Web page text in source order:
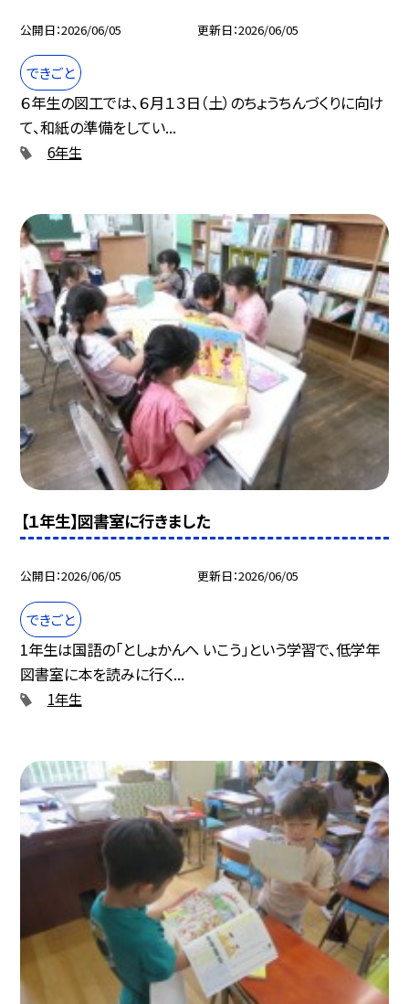
公開日 2026/06/05 更新日 2026/06/05
できごと
６年生の図工では、６月１３日（土）のちょうちんづくりに向け
て、和紙の準備をしてい...
6年生
【１年生】図書室に行きました
公開日 2026/06/05 更新日 2026/06/05
できごと
1年生は国語の「としょかんへ いこう」という学習で、低学年
図書室に本を読みに行く...
1年生